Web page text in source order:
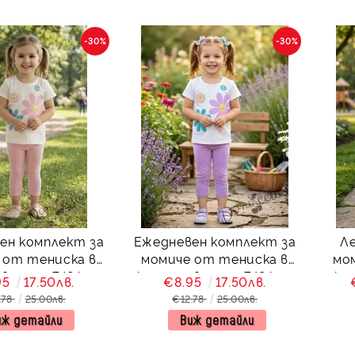
комплект за
от тениска в
и 7/8 клин
розово
-30%
17.50лв.
25.00лв.
детайли
Ежедневен комплект за
момиче от тениска в
екрю на цветя и 7/8 клин
в лилаво
-30%
€8.95 17.50лв.
€12.78 25.00лв.
Виж детайли